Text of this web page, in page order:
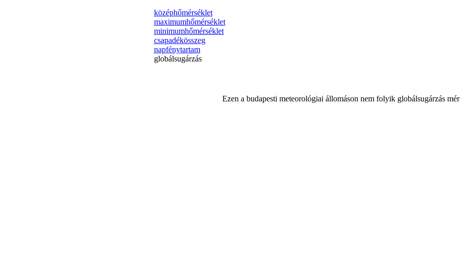
középhőmérséklet
maximumhőmérséklet
minimumhőmérséklet
csapadékösszeg
napfénytartam
globálsugárzás
Ezen a budapesti meteorológiai állomáson nem folyik globálsugárzás